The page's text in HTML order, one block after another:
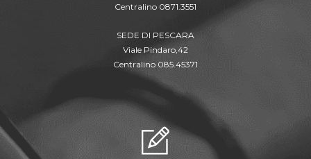
Centralino 0871.3551
SEDE DI PESCARA
Viale Pindaro,42
Centralino 085.45371